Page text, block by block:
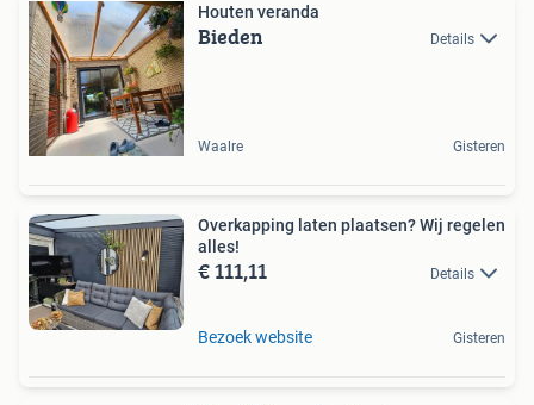
Houten veranda
Bieden Details
Waalre Gisteren
Overkapping laten plaatsen? Wij regelen
alles!
€ 111,11 Details
Bezoek website Gisteren